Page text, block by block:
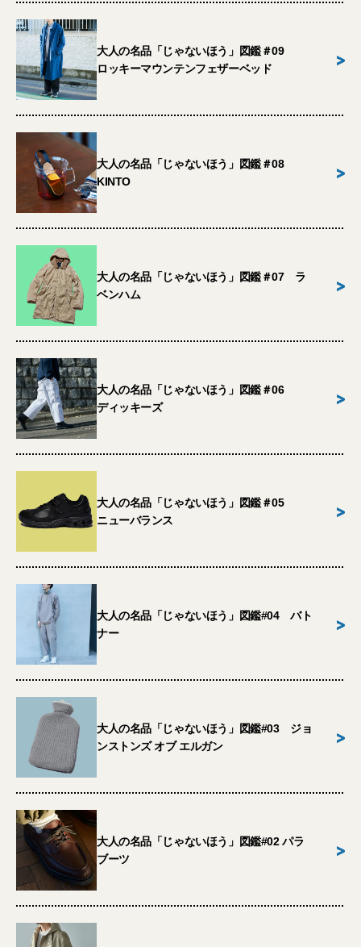
大人の名品「じゃないほう」図鑑＃09
ロッキーマウンテンフェザーベッド
>
大人の名品「じゃないほう」図鑑＃08
KINTO
>
大人の名品「じゃないほう」図鑑＃07 ラ
ベンハム
>
大人の名品「じゃないほう」図鑑＃06
ディッキーズ
>
大人の名品「じゃないほう」図鑑＃05
ニューバランス
>
大人の名品「じゃないほう」図鑑#04 バト
ナー
>
大人の名品「じゃないほう」図鑑#03 ジョ
ンストンズ オブ エルガン
>
大人の名品「じゃないほう」図鑑#02 パラ
ブーツ
>